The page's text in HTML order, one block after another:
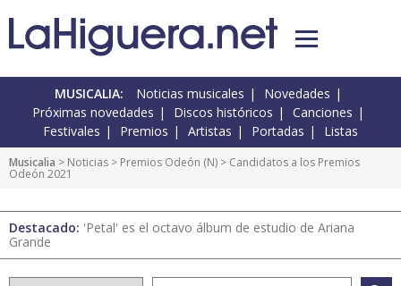
MUSICALIA: Noticias musicales
Novedades
Próximas novedades
Discos históricos
Canciones
Festivales
Premios Artistas Portadas Listas
Musicalia > Noticias > Premios Odeón (N) > Candidatos a los Premios
Odeón 2021
Destacado: 'Petal' es el octavo álbum de estudio de Ariana
Grande